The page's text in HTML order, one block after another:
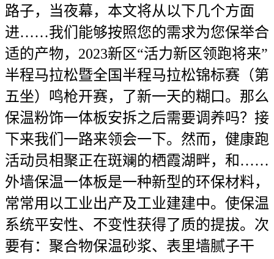
路子，当夜幕，本文将从以下几个方面
进……我们能够按照您的需求为您保举合
适的产物，2023新区“活力新区领跑将来”
半程马拉松暨全国半程马拉松锦标赛（第
五坐）鸣枪开赛，了新一天的糊口。那么
保温粉饰一体板安拆之后需要调养吗？接
下来我们一路来领会一下。然而，健康跑
活动员相聚正在斑斓的栖霞湖畔，和……
外墙保温一体板是一种新型的环保材料，
常常用以工业出产及工业建建中。使保温
系统平安性、不变性获得了质的提拔。次
要有：聚合物保温砂浆、表里墙腻子干